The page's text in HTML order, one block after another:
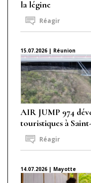
la légine
Réagir
15.07.2026 | Réunion
AIR JUMP 974
touristiques à
Réagir
14.07.2026 | Mayotte